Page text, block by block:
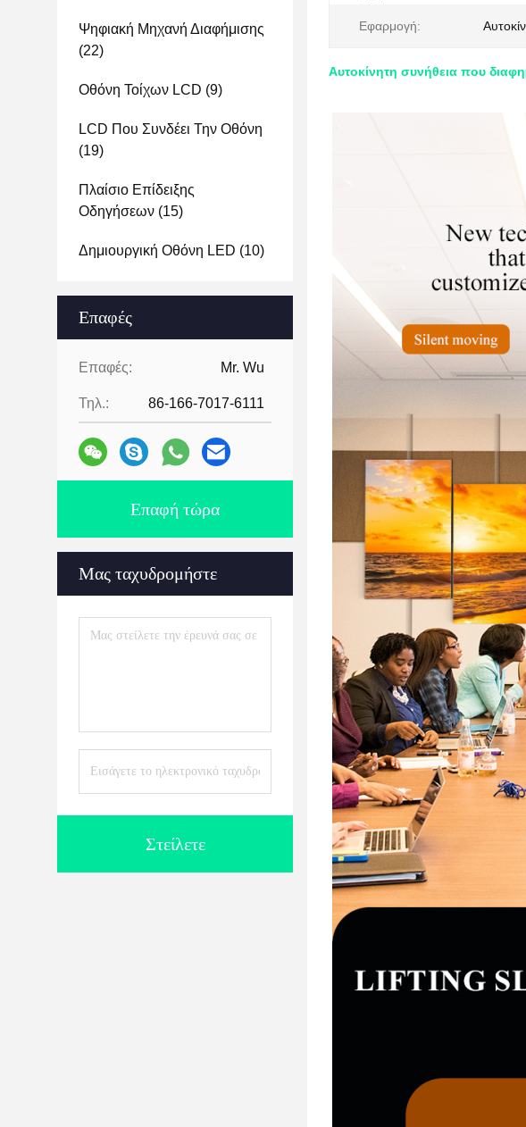
Ψηφιακή Μηχανή Διαφήμισης
(22)
Οθόνη Τοίχων LCD (9)
LCD Που Συνδέει Την Οθόνη
(19)
Πλαίσιο Επίδειξης
Οδηγήσεων (15)
Δημιουργική Οθόνη LED (10)
Επαφές
Επαφές: Mr. Wu
Τηλ.: 86-166-7017-6111
Επαφή τώρα
Μας ταχυδρομήστε
Στείλετε
Εφαρμογή:
Αυτοκίνητη συνήθεια που